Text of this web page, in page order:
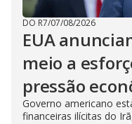
DO R7/07/08/2026
EUA
meio a
pressão
Governo americano
financeiras ilícitas do